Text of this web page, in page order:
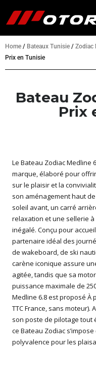
Home / Bateaux Tunisie / Zodiac
Prix en Tunisie
Bateau
Prix
Le Bateau Zodiac Medline
marque, élaboré pour
sur le plaisir et la
son aménagement haut
soleil avant, un carré
relaxation et une sellerie
inégalé. Conçu pour
partenaire idéal des
de wakeboard, de ski
carène iconique assure
agitée, tandis que sa
puissance maximale de
Medline 6.8 est proposé À
TTC France, sans moteur).
son poste de pilotage tout
ce Bateau Zodiac
polyvalence pour les